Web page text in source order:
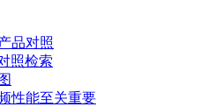
品对照
照检索
性能至关重要